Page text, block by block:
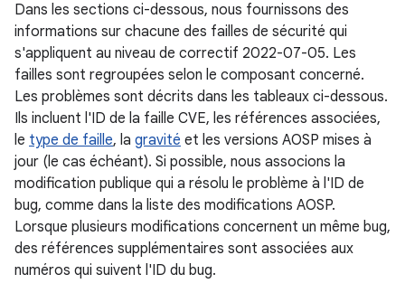
Dans les sections ci-dessous, nous fournissons des
informations sur chacune des failles de sécurité qui
s'appliquent au niveau de correctif 2022-07-05. Les
failles sont regroupées selon le composant concerné.
Les problèmes sont décrits dans les tableaux ci-dessous.
Ils incluent l'ID de la faille CVE, les références associées,
le type de faille, la gravité et les versions AOSP mises à
jour (le cas échéant). Si possible, nous associons la
modification publique qui a résolu le problème à l'ID de
bug, comme dans la liste des modifications AOSP.
Lorsque plusieurs modifications concernent un même bug,
des références supplémentaires sont associées aux
numéros qui suivent l'ID du bug.